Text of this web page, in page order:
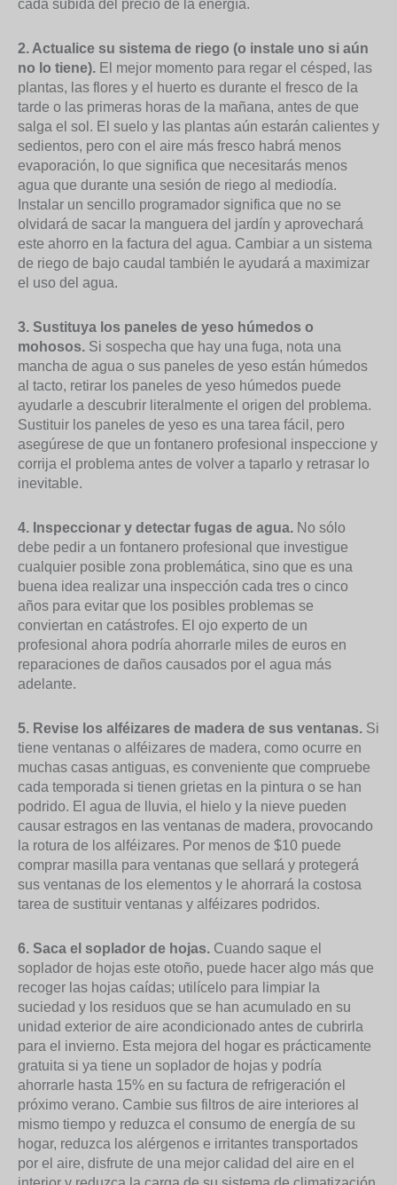
cada subida del precio de la energía.
2. Actualice su sistema de riego (o instale uno si aún
no lo tiene). El mejor momento para regar el césped, las
plantas, las flores y el huerto es durante el fresco de la
tarde o las primeras horas de la mañana, antes de que
salga el sol. El suelo y las plantas aún estarán calientes y
sedientos, pero con el aire más fresco habrá menos
evaporación, lo que significa que necesitarás menos
agua que durante una sesión de riego al mediodía.
Instalar un sencillo programador significa que no se
olvidará de sacar la manguera del jardín y aprovechará
este ahorro en la factura del agua. Cambiar a un sistema
de riego de bajo caudal también le ayudará a maximizar
el uso del agua.
3. Sustituya los paneles de yeso húmedos o
mohosos. Si sospecha que hay una fuga, nota una
mancha de agua o sus paneles de yeso están húmedos
al tacto, retirar los paneles de yeso húmedos puede
ayudarle a descubrir literalmente el origen del problema.
Sustituir los paneles de yeso es una tarea fácil, pero
asegúrese de que un fontanero profesional inspeccione y
corrija el problema antes de volver a taparlo y retrasar lo
inevitable.
4. Inspeccionar y detectar fugas de agua. No sólo
debe pedir a un fontanero profesional que investigue
cualquier posible zona problemática, sino que es una
buena idea realizar una inspección cada tres o cinco
años para evitar que los posibles problemas se
conviertan en catástrofes. El ojo experto de un
profesional ahora podría ahorrarle miles de euros en
reparaciones de daños causados por el agua más
adelante.
5. Revise los alféizares de madera de sus ventanas. Si
tiene ventanas o alféizares de madera, como ocurre en
muchas casas antiguas, es conveniente que compruebe
cada temporada si tienen grietas en la pintura o se han
podrido. El agua de lluvia, el hielo y la nieve pueden
causar estragos en las ventanas de madera, provocando
la rotura de los alféizares. Por menos de $10 puede
comprar masilla para ventanas que sellará y protegerá
sus ventanas de los elementos y le ahorrará la costosa
tarea de sustituir ventanas y alféizares podridos.
6. Saca el soplador de hojas. Cuando saque el
soplador de hojas este otoño, puede hacer algo más que
recoger las hojas caídas; utilícelo para limpiar la
suciedad y los residuos que se han acumulado en su
unidad exterior de aire acondicionado antes de cubrirla
para el invierno. Esta mejora del hogar es prácticamente
gratuita si ya tiene un soplador de hojas y podría
ahorrarle hasta 15% en su factura de refrigeración el
próximo verano. Cambie sus filtros de aire interiores al
mismo tiempo y reduzca el consumo de energía de su
hogar, reduzca los alérgenos e irritantes transportados
por el aire, disfrute de una mejor calidad del aire en el